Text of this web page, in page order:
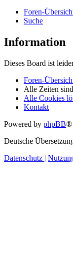
Foren-
Suche
Information
Dieses Board ist
Foren-
Alle Zeiten sind
Alle Cookies
Kontakt
Powered by phpBB®
Deutsche
Datenschutz |